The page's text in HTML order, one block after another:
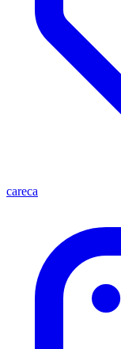
careca